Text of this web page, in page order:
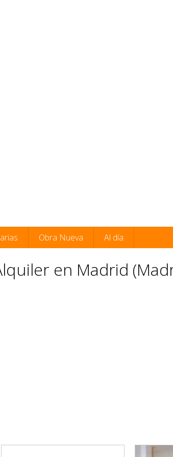
Obra Nueva Al día
en Madrid